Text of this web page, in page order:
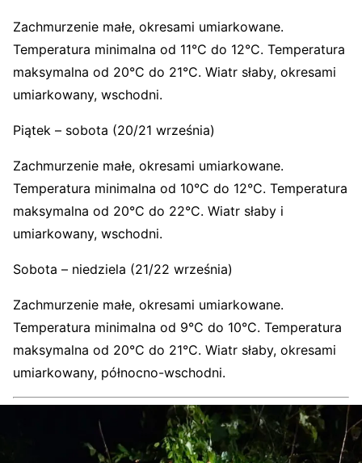
Zachmurzenie małe, okresami umiarkowane.
Temperatura minimalna od 11°C do 12°C. Temperatura
maksymalna od 20°C do 21°C. Wiatr słaby, okresami
umiarkowany, wschodni.
Piątek – sobota (20/21 września)
Zachmurzenie małe, okresami umiarkowane.
Temperatura minimalna od 10°C do 12°C. Temperatura
maksymalna od 20°C do 22°C. Wiatr słaby i
umiarkowany, wschodni.
Sobota – niedziela (21/22 września)
Zachmurzenie małe, okresami umiarkowane.
Temperatura minimalna od 9°C do 10°C. Temperatura
maksymalna od 20°C do 21°C. Wiatr słaby, okresami
umiarkowany, północno-wschodni.